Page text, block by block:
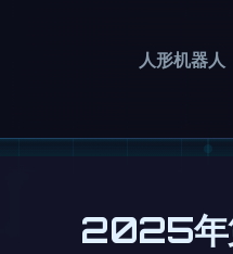
人形机器人
2025年